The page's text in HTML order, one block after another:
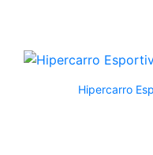
Hipercarro